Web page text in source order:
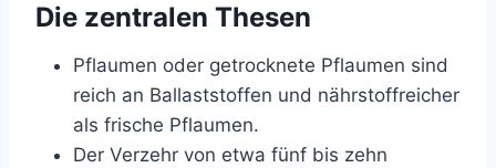
Die zentralen Thesen
Pflaumen oder getrocknete Pflaumen sind
reich an Ballaststoffen und nährstoffreicher
als frische Pflaumen.
Der Verzehr von etwa fünf bis zehn